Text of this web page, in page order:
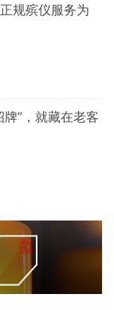
规殡仪服务为
”，就藏在老客